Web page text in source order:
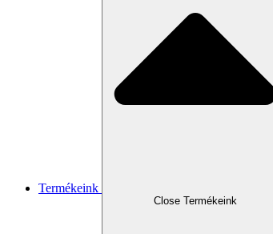
Termékeink
Close Termékeink